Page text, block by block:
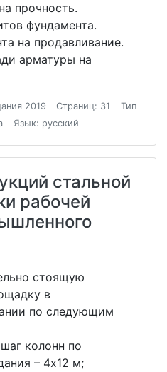
прочность.
фундамента.
на продавливание.
арматуры на
2019 Страниц: 31
Тип
Язык: русский
стальной
рабочей
стоящую
в
по следующим
колонн по
– 4х12 м;